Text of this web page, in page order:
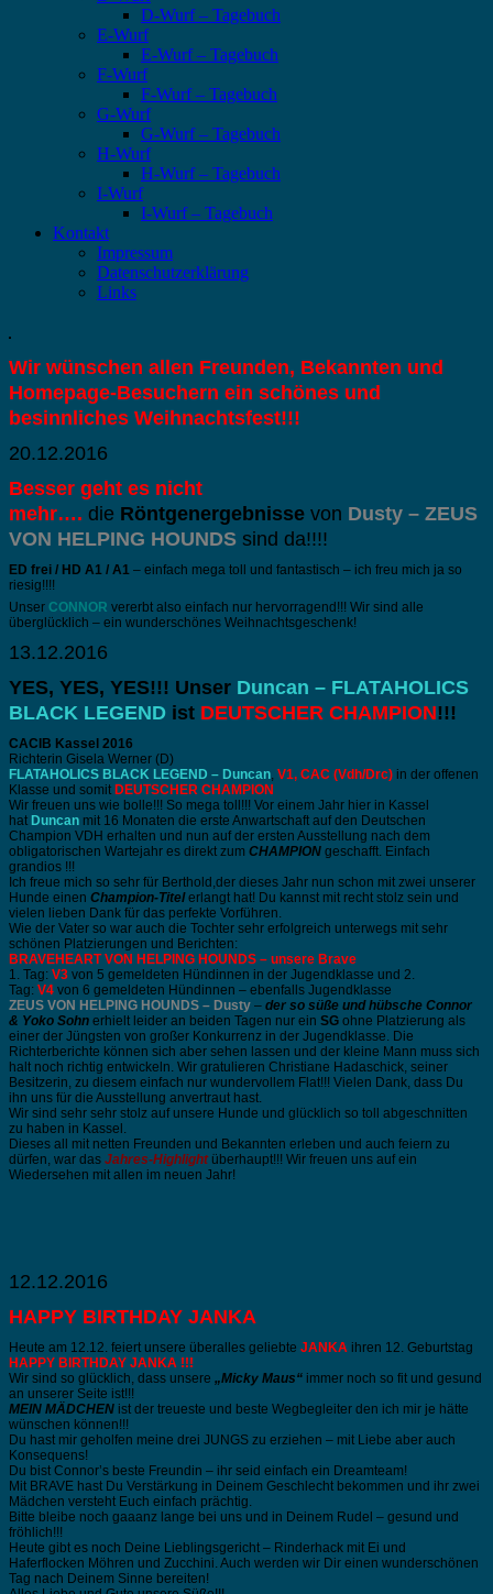
D-Wurf – Tagebuch
E-Wurf
E-Wurf – Tagebuch
F-Wurf
F-Wurf – Tagebuch
G-Wurf
G-Wurf – Tagebuch
H-Wurf
H-Wurf – Tagebuch
I-Wurf
I-Wurf – Tagebuch
Kontakt
Impressum
Datenschutzerklärung
Links
Wir wünschen allen Freunden, Bekannten und
Homepage-Besuchern ein schönes und
besinnliches Weihnachtsfest!!!
20.12.2016
Besser geht es nicht
mehr…. die Röntgenergebnisse von Dusty – ZEUS
VON HELPING HOUNDS sind da!!!!
ED frei / HD A1 / A1 – einfach mega toll und fantastisch – ich freu mich ja so
riesig!!!!
Unser CONNOR vererbt also einfach nur hervorragend!!! Wir sind alle
überglücklich – ein wunderschönes Weihnachtsgeschenk!
13.12.2016
YES, YES, YES!!! Unser Duncan – FLATAHOLICS
BLACK LEGEND ist DEUTSCHER CHAMPION!!!
CACIB Kassel 2016
Richterin Gisela Werner (D)
FLATAHOLICS BLACK LEGEND – Duncan, V1, CAC (Vdh/Drc) in der offenen
Klasse und somit DEUTSCHER CHAMPION
Wir freuen uns wie bolle!!! So mega toll!!! Vor einem Jahr hier in Kassel
hat Duncan mit 16 Monaten die erste Anwartschaft auf den Deutschen
Champion VDH erhalten und nun auf der ersten Ausstellung nach dem
obligatorischen Wartejahr es direkt zum CHAMPION geschafft. Einfach
grandios !!!
Ich freue mich so sehr für Berthold,der dieses Jahr nun schon mit zwei unserer
Hunde einen Champion-Titelerlangt hat! Du kannst mit recht stolz sein und
vielen lieben Dank für das perfekte Vorführen.
Wie der Vater so war auch die Tochter sehr erfolgreich unterwegs mit sehr
schönen Platzierungen und Berichten:
BRAVEHEART VON HELPING HOUNDS – unsere Brave
1. Tag: V3 von 5 gemeldeten Hündinnen in der Jugendklasse und 2.
Tag: V4 von 6 gemeldeten Hündinnen – ebenfalls Jugendklasse
ZEUS VON HELPING HOUNDS – Dusty – der so süße und hübsche Connor
& Yoko Sohn erhielt leider an beiden Tagen nur ein SG ohne Platzierung als
einer der Jüngsten von großer Konkurrenz in der Jugendklasse. Die
Richterberichte können sich aber sehen lassen und der kleine Mann muss sich
halt noch richtig entwickeln. Wir gratulieren Christiane Hadaschick, seiner
Besitzerin, zu diesem einfach nur wundervollem Flat!!! Vielen Dank, dass Du
ihn uns für die Ausstellung anvertraut hast.
Wir sind sehr sehr stolz auf unsere Hunde und glücklich so toll abgeschnitten
zu haben in Kassel.
Dieses all mit netten Freunden und Bekannten erleben und auch feiern zu
dürfen, war das Jahres-Highlightüberhaupt!!! Wir freuen uns auf ein
Wiedersehen mit allen im neuen Jahr!
12.12.2016
HAPPY BIRTHDAY JANKA
Heute am 12.12. feiert unsere überalles geliebte JANKA ihren 12. Geburtstag
HAPPY BIRTHDAY JANKA !!!
Wir sind so glücklich, dass unsere „Micky Maus“ immer noch so fit und gesund
an unserer Seite ist!!!
MEIN MÄDCHEN ist der treueste und beste Wegbegleiter den ich mir je hätte
wünschen können!!!
Du hast mir geholfen meine drei JUNGS zu erziehen – mit Liebe aber auch
Konsequens!
Du bist Connor’s beste Freundin – ihr seid einfach ein Dreamteam!
Mit BRAVE hast Du Verstärkung in Deinem Geschlecht bekommen und ihr zwei
Mädchen versteht Euch einfach prächtig.
Bitte bleibe noch gaaanz lange bei uns und in Deinem Rudel – gesund und
fröhlich!!!
Heute gibt es noch Deine Lieblingsgericht – Rinderhack mit Ei und
Haferflocken Möhren und Zucchini. Auch werden wir Dir einen wunderschönen
Tag nach Deinem Sinne bereiten!